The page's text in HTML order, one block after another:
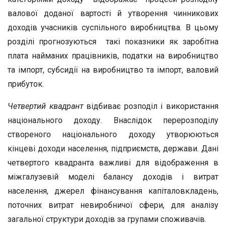
валової доданої вартості й утворення чинникових
доходів учасників суспільного виробництва. В цьому
розділі прогнозуються такі показники як заробітна
плата найманих працівників, податки на виробництво
та імпорт, субсидії на виробництво та імпорт, валовий
прибуток.
Четвертий квадрант відбиває розподіл і використання
національного доходу. Внаслідок перерозподілу
створеного національного доходу утворюються
кінцеві доходи населення, підприємств, держави. Дані
четвертого квадранта важливі для відображення в
міжгалузевій моделі балансу доходів і витрат
населення, джерел фінансування капіталовкладень,
поточних витрат невиробничої сфери, для аналізу
загальної структури доходів за групами споживачів.